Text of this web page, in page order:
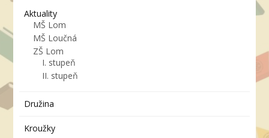
Aktuality
MŠ Lom
MŠ Loučná
ZŠ Lom
I. stupeň
II. stupeň
Družina
Kroužky